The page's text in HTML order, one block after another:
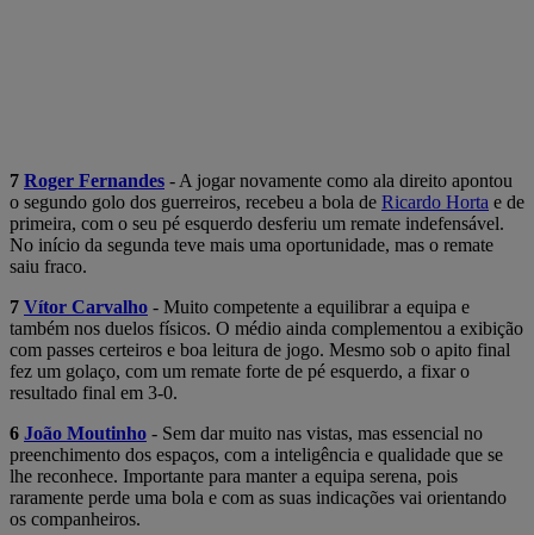
7 Roger Fernandes - A jogar novamente como ala direito apontou
o segundo golo dos guerreiros, recebeu a bola de Ricardo Horta e de
primeira, com o seu pé esquerdo desferiu um remate indefensável.
No início da segunda teve mais uma oportunidade, mas o remate
saiu fraco.
7 Vítor Carvalho - Muito competente a equilibrar a equipa e
também nos duelos físicos. O médio ainda complementou a exibição
com passes certeiros e boa leitura de jogo. Mesmo sob o apito final
fez um golaço, com um remate forte de pé esquerdo, a fixar o
resultado final em 3-0.
6 João Moutinho - Sem dar muito nas vistas, mas essencial no
preenchimento dos espaços, com a inteligência e qualidade que se
lhe reconhece. Importante para manter a equipa serena, pois
raramente perde uma bola e com as suas indicações vai orientando
os companheiros.